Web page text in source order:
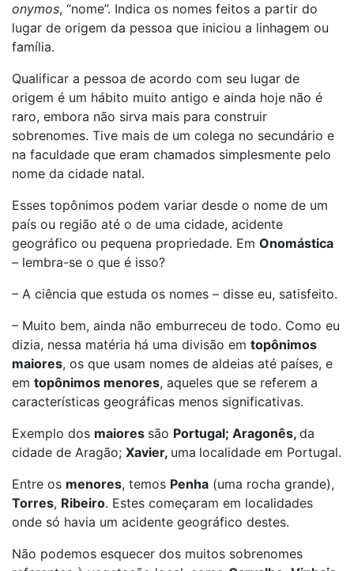
onymos, “nome”. Indica os nomes feitos a partir do
lugar de origem da pessoa que iniciou a linhagem ou
família.
Qualificar a pessoa de acordo com seu lugar de
origem é um hábito muito antigo e ainda hoje não é
raro, embora não sirva mais para construir
sobrenomes. Tive mais de um colega no secundário e
na faculdade que eram chamados simplesmente pelo
nome da cidade natal.
Esses topônimos podem variar desde o nome de um
país ou região até o de uma cidade, acidente
geográfico ou pequena propriedade. Em Onomástica
– lembra-se o que é isso?
– A ciência que estuda os nomes – disse eu, satisfeito.
– Muito bem, ainda não emburreceu de todo. Como eu
dizia, nessa matéria há uma divisão em topônimos
maiores, os que usam nomes de aldeias até países, e
em topônimos menores, aqueles que se referem a
características geográficas menos significativas.
Exemplo dos maiores são Portugal; Aragonês, da
cidade de Aragão; Xavier, uma localidade em Portugal.
Entre os menores, temos Penha (uma rocha grande),
Torres, Ribeiro. Estes começaram em localidades
onde só havia um acidente geográfico destes.
Não podemos esquecer dos muitos sobrenomes